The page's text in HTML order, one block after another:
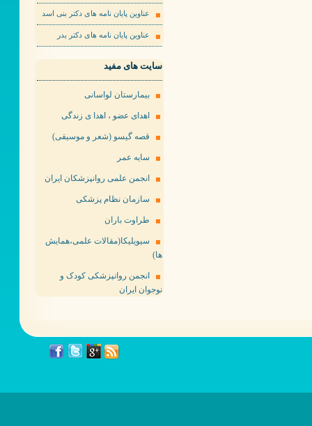
عناوین پایان نامه های دکتر بنی اسد
عناوین پایان نامه های دکتر بدر
سایت های مفید
بیمارستان لواسانی
اهدای عضو ، اهدا ی زندگی
قصه گیسو (شعر و موسیقی)
سایه عمر
انجمن علمی روانپزشکان ایران
سازمان نظام پزشکی
طراوت باران
سیویلیکا(مقالات علمی،همایش
ها)
انجمن روانپزشکی کودک و
نوجوان ایران